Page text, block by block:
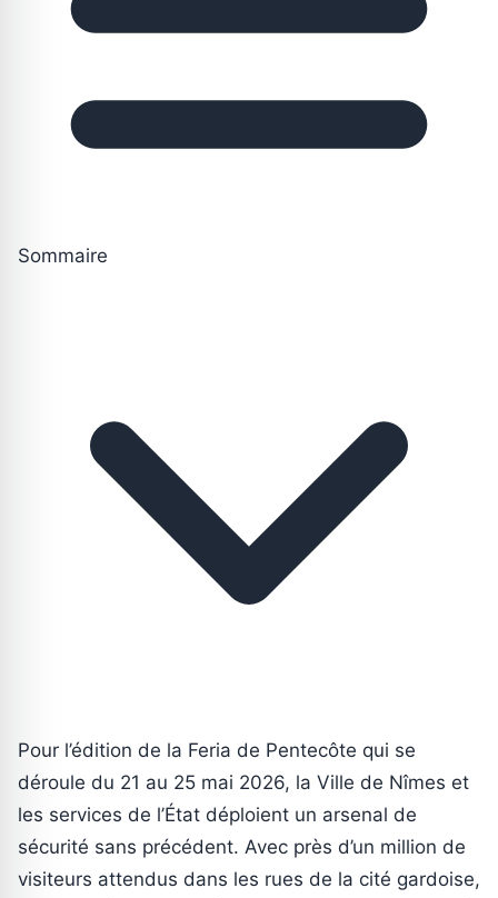
Sommaire
Pour l’édition de la Feria de Pentecôte qui se
déroule du 21 au 25 mai 2026, la Ville de Nîmes et
les services de l’État déploient un arsenal de
sécurité sans précédent. Avec près d’un million de
visiteurs attendus dans les rues de la cité gardoise,